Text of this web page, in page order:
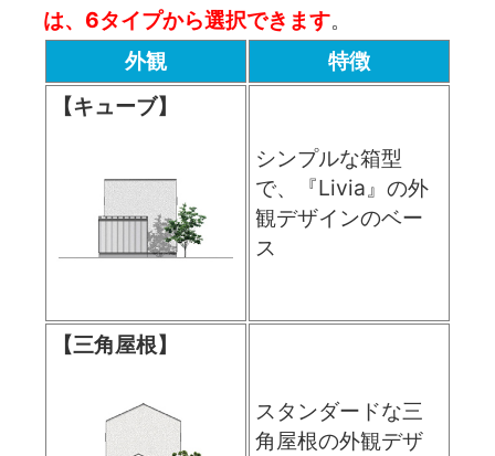
は、6タイプから選択できます。
外観
特徴
【キューブ】
シンプルな箱型
で、『Livia』の外
観デザインのベー
ス
【三角屋根】
スタンダードな三
角屋根の外観デザ